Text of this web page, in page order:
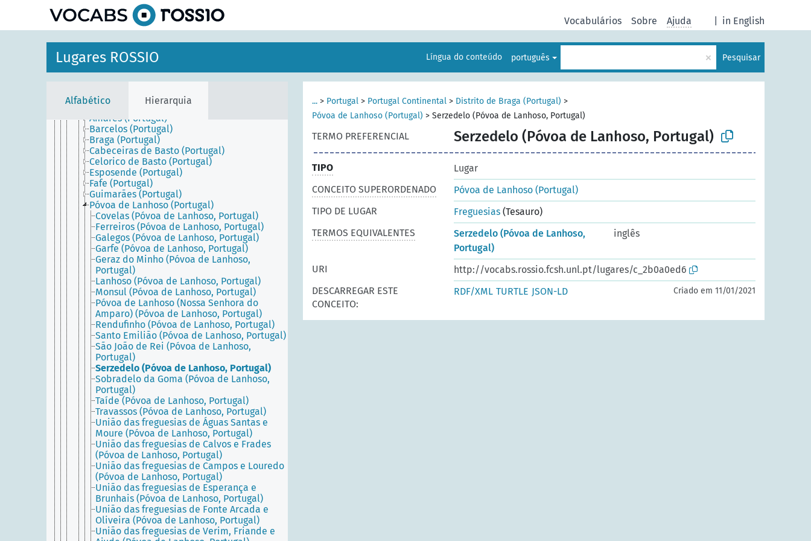
in English
Vocabulários Sobre Ajuda
Lugares ROSSIO Língua do conteúdo português × Pesquisar
Alfabético Hierarquia
Portugal Continental
Alentejo (Portugal)
Algarve (Portugal)
Área Metropolitana de Lisboa (Portugal)
Área Metropolitana do Porto (Portugal)
Beira (Portugal)
Distrito da Guarda (Portugal)
Distrito de Aveiro (Portugal)
Distrito de Beja (Portugal)
Distrito de Braga (Portugal)
Amares (Portugal)
Barcelos (Portugal)
Braga (Portugal)
Cabeceiras de Basto (Portugal)
Celorico de Basto (Portugal)
Esposende (Portugal)
Fafe (Portugal)
Guimarães (Portugal)
Póvoa de Lanhoso (Portugal)
Covelas (Póvoa de Lanhoso, Portugal)
Ferreiros (Póvoa de Lanhoso, Portugal)
Galegos (Póvoa de Lanhoso, Portugal)
Garfe (Póvoa de Lanhoso, Portugal)
Geraz do Minho (Póvoa de Lanhoso,
Portugal)
Lanhoso (Póvoa de Lanhoso, Portugal)
Monsul (Póvoa de Lanhoso, Portugal)
Póvoa de Lanhoso (Nossa Senhora do
Amparo) (Póvoa de Lanhoso, Portugal)
Rendufinho (Póvoa de Lanhoso, Portugal)
Santo Emilião (Póvoa de Lanhoso, Portugal)
São João de Rei (Póvoa de Lanhoso,
Portugal)
Serzedelo (Póvoa de Lanhoso, Portugal)
Sobradelo da Goma (Póvoa de Lanhoso,
Portugal)
Taíde (Póvoa de Lanhoso, Portugal)
Travassos (Póvoa de Lanhoso, Portugal)
União das freguesias de Águas Santas e
Moure (Póvoa de Lanhoso, Portugal)
União das freguesias de Calvos e Frades
(Póvoa de Lanhoso, Portugal)
União das freguesias de Campos e Louredo
(Póvoa de Lanhoso, Portugal)
União das freguesias de Esperança e
Brunhais (Póvoa de Lanhoso, Portugal)
União das freguesias de Fonte Arcada e
Oliveira (Póvoa de Lanhoso, Portugal)
União das freguesias de Verim, Friande e
... > Portugal > Portugal Continental > Distrito de Braga (Portugal) >
Póvoa de Lanhoso (Portugal) > Serzedelo (Póvoa de Lanhoso, Portugal)
TERMO PREFERENCIAL Serzedelo (Póvoa de Lanhoso, Portugal)
TIPO
Lugar
CONCEITO SUPERORDENADO
Póvoa de Lanhoso (Portugal)
TIPO DE LUGAR
Freguesias (Tesauro)
TERMOS EQUIVALENTES
Serzedelo (Póvoa de Lanhoso,
Portugal)
inglês
URI
http://vocabs.rossio.fcsh.unl.pt/lugares/c_2b0a0ed6
DESCARREGAR ESTE
CONCEITO:
RDF/XML TURTLE JSON-LD Criado em 11/01/2021